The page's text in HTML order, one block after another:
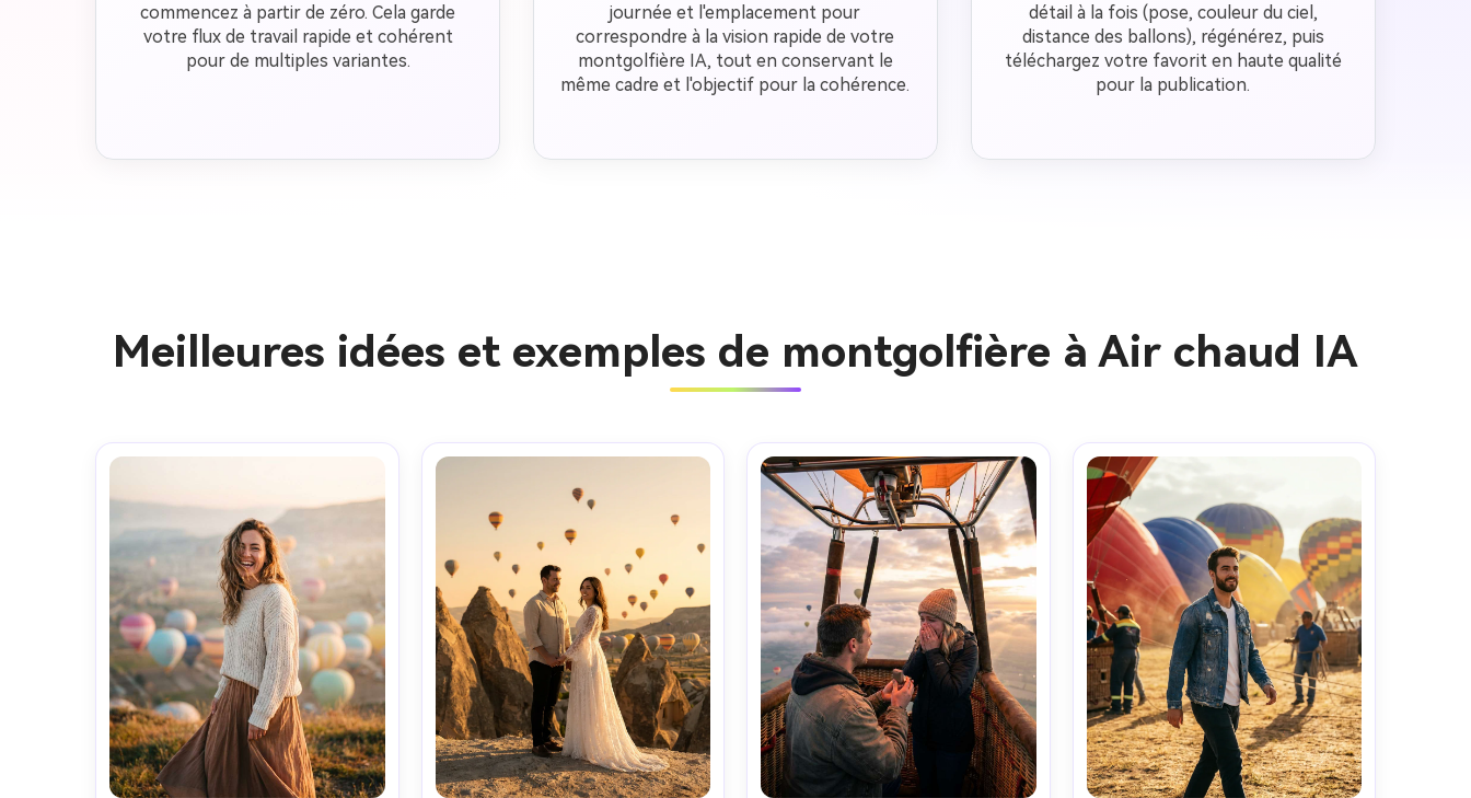
commencez à partir de zéro. Cela garde
votre flux de travail rapide et cohérent
pour de multiples variantes.
journée et l'emplacement pour
correspondre à la vision rapide de votre
montgolfière IA, tout en conservant le
même cadre et l'objectif pour la cohérence.
détail à la fois (pose, couleur du ciel,
distance des ballons), régénérez, puis
téléchargez votre favorit en haute qualité
pour la publication.
Meilleures idées et exemples de montgolfière à Air chaud IA
Créez des images IA
à l’infini. 100 %